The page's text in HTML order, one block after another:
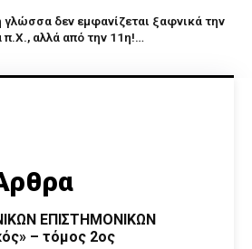
γλώσσα δεν εμφανίζεται ξαφνικά την
π.Χ., αλλά από την 11η!…
ΕΠΙΣΤΗΜΟΝΙΚΩΝ
– τόμος 2ος